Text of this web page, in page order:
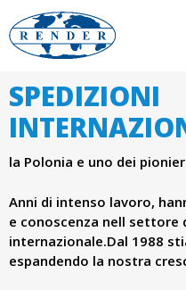
al
principale
w
w
.
Home
Servizi
Trasporto Italia ⇆
Trasporto ADR
Spedizioni
Informazioni sulla
La storia dell'azienda
Documenti aziendali
La nostra flotta
Contatto
SPEDIZIONI
la Polonia e uno dei
Anni di intenso lavoro,
e conoscenza nell settore
internazionale.Dal 1988
espandendo la nostra